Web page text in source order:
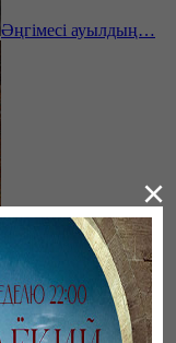
Әңгімесі ауылдың…
×